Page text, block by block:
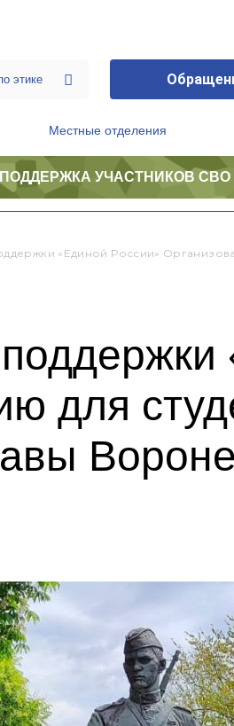
Местные отделения
ПОДДЕРЖКА УЧАСТНИКОВ СВО
«Единой России»
для